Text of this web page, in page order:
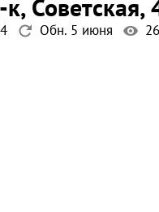
к, Советская,
Обн. 5 июня 26